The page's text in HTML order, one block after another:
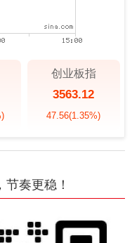
创业板指
3563.12
47.56(1.35%)
奏更稳！